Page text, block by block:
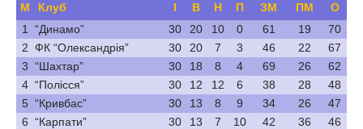
М Клуб І В Н П ЗМ ПМ
О
1
“Динамо” 30 20 10 0 61 19
70
2 ФК “Олександрія” 30 20 7 3 46 22
67
3 “Шахтар” 30 18 8 4 69 26
62
4 “Полісся” 30 12 12 6 38 28
48
5 “Кривбас” 30 13 8 9 34 26
47
6 “Карпати” 30 13 7 10 42 36
46